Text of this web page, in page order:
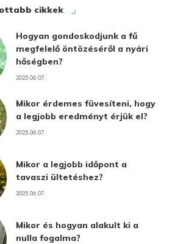
cikkek
Hogyan gondoskodjunk a fű
megfelelő öntözéséről a nyári
hőségben?
2025.06.07.
Mikor érdemes füvesíteni, hogy
a legjobb eredményt érjük el?
2025.06.07.
Mikor a legjobb időpont a
tavaszi ültetéshez?
2025.06.07.
Mikor és hogyan alakult ki a
nulla fogalma?